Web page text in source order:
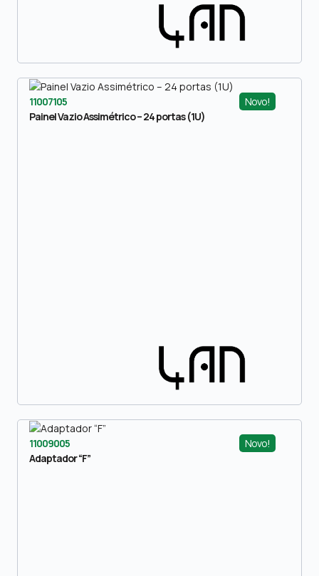
Novo!
11007105
Painel Vazio Assimétrico – 24 portas (1U)
Novo!
11009005
Adaptador “F”